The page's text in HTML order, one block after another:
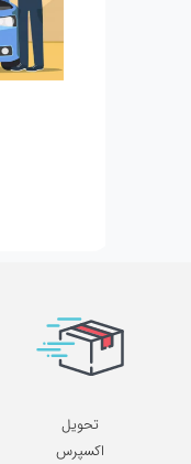
تحویل
اکسپرس